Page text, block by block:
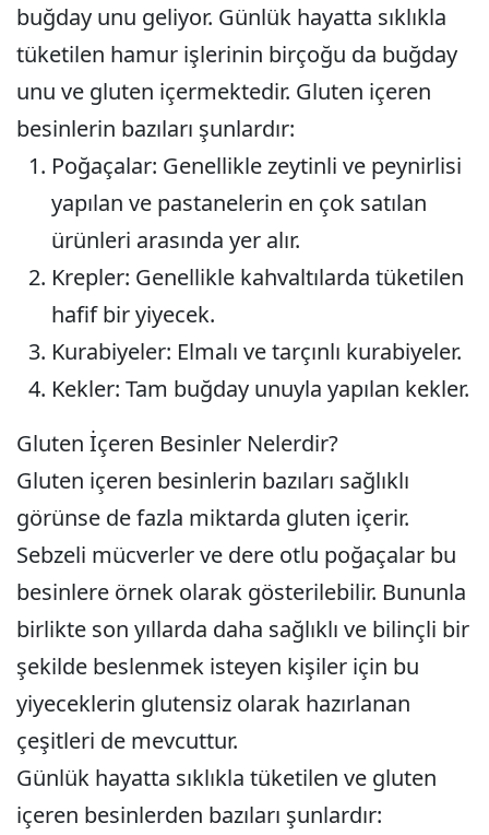
buğday unu geliyor. Günlük hayatta sıklıkla
tüketilen hamur işlerinin birçoğu da buğday
unu ve gluten içermektedir. Gluten içeren
besinlerin bazıları şunlardır:
Poğaçalar: Genellikle zeytinli ve peynirlisi
yapılan ve pastanelerin en çok satılan
ürünleri arasında yer alır.
Krepler: Genellikle kahvaltılarda tüketilen
hafif bir yiyecek.
Kurabiyeler: Elmalı ve tarçınlı kurabiyeler.
Kekler: Tam buğday unuyla yapılan kekler.
Gluten İçeren Besinler Nelerdir?
Gluten içeren besinlerin bazıları sağlıklı
görünse de fazla miktarda gluten içerir.
Sebzeli mücverler ve dere otlu poğaçalar bu
besinlere örnek olarak gösterilebilir. Bununla
birlikte son yıllarda daha sağlıklı ve bilinçli bir
şekilde beslenmek isteyen kişiler için bu
yiyeceklerin glutensiz olarak hazırlanan
çeşitleri de mevcuttur.
Günlük hayatta sıklıkla tüketilen ve gluten
içeren besinlerden bazıları şunlardır: